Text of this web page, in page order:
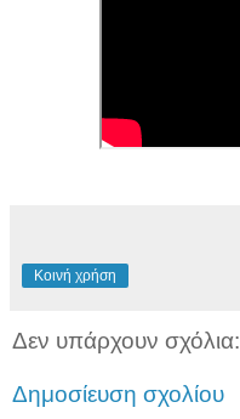
Κοινή χρήση
Δεν υπάρχουν σχόλια:
Δημοσίευση σχολίου